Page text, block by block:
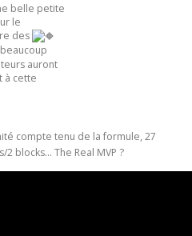
belle petite
le
des
auront
à cette
compte tenu de la formule, 27
2 blocks… The Real MVP ?